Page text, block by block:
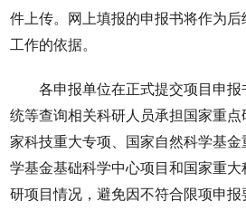
件上传。网上填报的申报书将作为
工作的依据。
各申报单位在正式提交项目申
统等查询相关科研人员承担国家重点
家科技重大专项、国家自然科学基
学基金基础科学中心项目和国家重
研项目情况，避免因不符合限项申